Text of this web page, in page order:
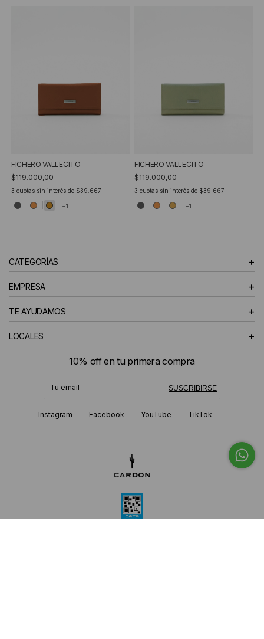
FICHERO VALLECITO
$119.000,00
3 cuotas sin interés de $39.667
+1
FICHERO VALLECITO
$119.000,00
3 cuotas sin interés de $39.667
+1
CATEGORÍAS +
EMPRESA +
TE AYUDAMOS +
LOCALES +
10% off en tu primera compra
SUSCRIBIRSE
¡Te suscribiste exitosamente!
Instagram Facebook YouTube TikTok